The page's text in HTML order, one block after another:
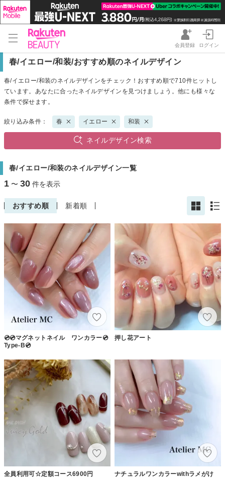
会員登録 ログイン
春/イエロー/和装/おすすめ順のネイルデザイン
春/イエロー/和装のネイルデザインをチェック！おすすめ順で710件ヒットし
ています。あなたに合ったネイルデザインを見つけましょう。他にも様々な
条件で探せます。
絞り込み条件： 春 イエロー 和装
ネイルデザイン検索
春/イエロー/和装のネイルデザイン一覧
1 〜 30 件を表示
おすすめ順 新着順
💿💿マグネットネイル ワンカラー💿
Type-B💿
押し花アート
全員利用可☆定額コース6900円 ナチュラルワンカラーwithラメがけ